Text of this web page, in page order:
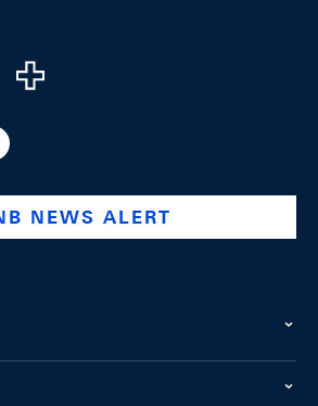
company/swiss-
https://www.youtube.com/
NEWS ALERT